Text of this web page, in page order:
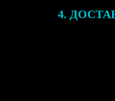
После
на email с
заказ
для
4.
Введите
заказа. Если
его в